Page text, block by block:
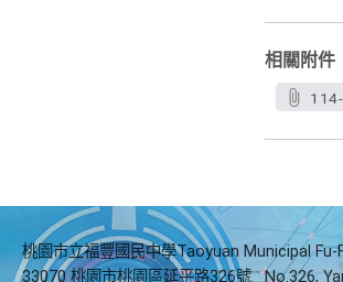
相關附件
桃園市立福豐國民中學Taoyuan Municipal
33070 桃園市桃園區延平路326號
No.326,